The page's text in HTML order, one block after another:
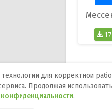
для корректной
Продолжая
.